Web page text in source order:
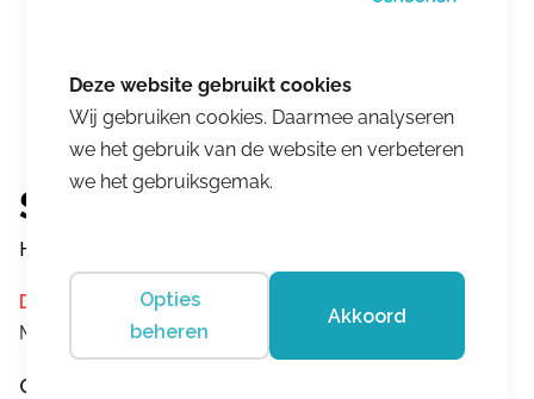
Solidus
Hedda 26426-00308
Dit product is momenteel niet op voorraad.
Merk:
Solidus
Omschrijving
Wij gebruiken cookies. Daarmee analyseren
we het gebruik van de website en verbeteren
we het gebruiksgemak.
Opties
beheren
Akkoord